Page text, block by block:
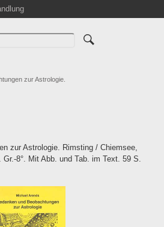
zur Astrologie.
zur Astrologie. Rimsting / Chiemsee,
8°. Mit Abb. und Tab. im Text. 59 S.